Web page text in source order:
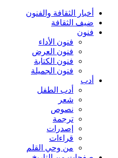
أخبار الثقافة والفنون
ضيف الثقافة
فنون
فنون الأداء
فنون العرض
فنون الكتابة
فنون الجميلة
أدب
أدب الطفل
شعر
نصوص
ترجمة
إصدرات
قراءات
من وحي القلم